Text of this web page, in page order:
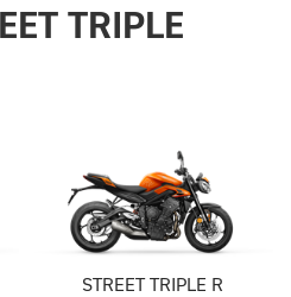
TRIPLE
STREET TRIPLE R